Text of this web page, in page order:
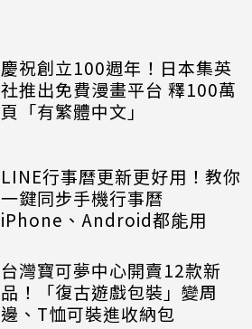
慶祝創立100週年！日本集英
社推出免費漫畫平台 釋100萬
頁「有繁體中文」
LINE行事曆更新更好用！教你
一鍵同步手機行事曆
iPhone、Android都能用
台灣寶可夢中心開賣12款新
品！「復古遊戲包裝」變周
邊、T恤可裝進收納包